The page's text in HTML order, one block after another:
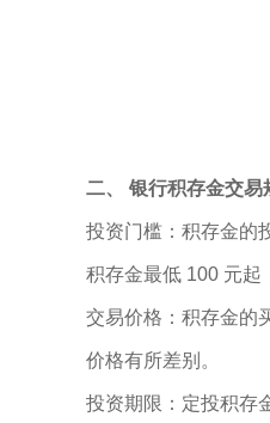
二、 银行积存金交易
投资门槛：积存金的
积存金最低 100 元起
交易价格：积存金的
价格有所差别。
投资期限：定投积存